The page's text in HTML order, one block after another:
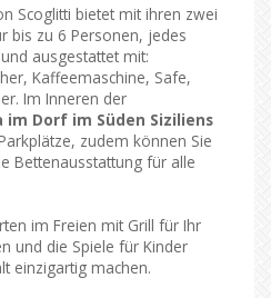
Scoglitti bietet mit ihren zwei
bis zu 6 Personen, jedes
ausgestattet mit:
Kaffeemaschine, Safe,
Im Inneren der
im Dorf im Süden Siziliens
zudem können Sie
Bettenausstattung für alle
im Freien mit Grill für Ihr
und die Spiele für Kinder
einzigartig machen.